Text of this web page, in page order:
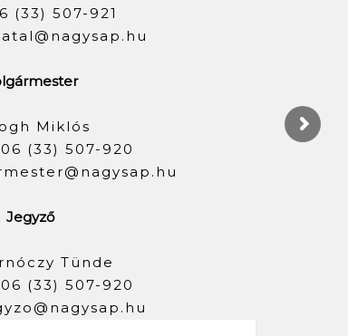
(33) 507-921
Miklós
(33) 507-920
Jegyző
Tünde
(33) 507-920